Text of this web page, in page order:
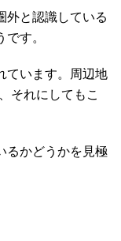
外と認識している
す。
ています。周辺地
それにしてもこ
るかどうかを見極